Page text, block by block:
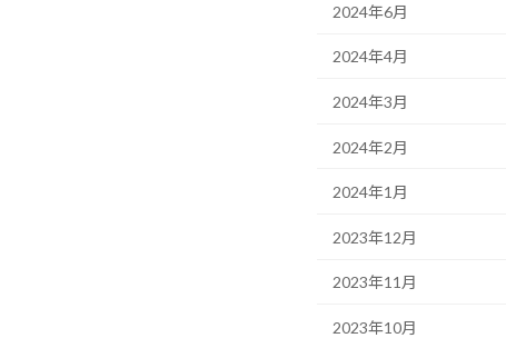
2024年6月
2024年4月
2024年3月
2024年2月
2024年1月
2023年12月
2023年11月
2023年10月